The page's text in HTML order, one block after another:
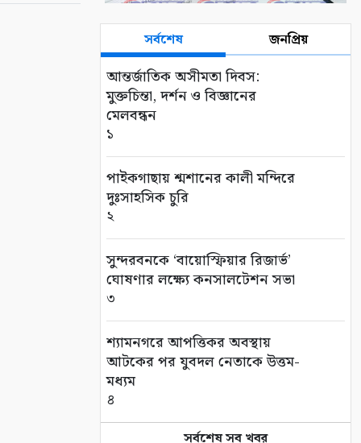
সর্বশেষ জনপ্রিয়
আন্তর্জাতিক অসীমতা দিবস:
মুক্তচিন্তা, দর্শন ও বিজ্ঞানের
মেলবন্ধন
১
পাইকগাছায় শ্মশানের কালী মন্দিরে
দুঃসাহসিক চুরি
২
সুন্দরবনকে ‘বায়োস্ফিয়ার রিজার্ভ’
ঘোষণার লক্ষ্যে কনসালটেশন সভা
৩
শ্যামনগরে আপত্তিকর অবস্থায়
আটকের পর যুবদল নেতাকে উত্তম-
মধ্যম
৪
সর্বশেষ সব খবর